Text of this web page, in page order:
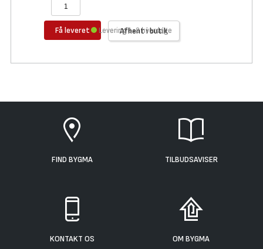
Få leveret Afhent i butik
Levering 1-3 hverdage
FIND BYGMA TILBUDSAVISER
KONTAKT OS OM BYGMA